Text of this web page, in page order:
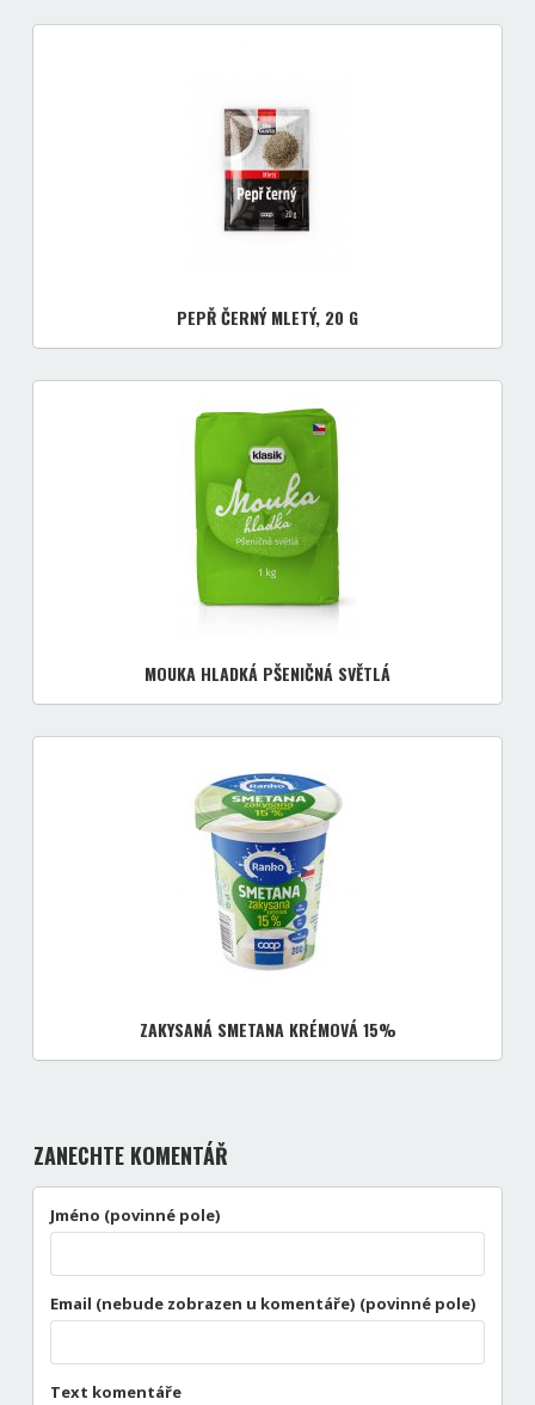
PEPŘ ČERNÝ MLETÝ, 20 G
MOUKA HLADKÁ PŠENIČNÁ SVĚTLÁ
ZAKYSANÁ SMETANA KRÉMOVÁ 15%
ZANECHTE KOMENTÁŘ
Jméno (povinné pole)
Email (nebude zobrazen u komentáře) (povinné pole)
Text komentáře